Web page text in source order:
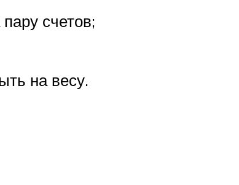
счетов;
на весу.